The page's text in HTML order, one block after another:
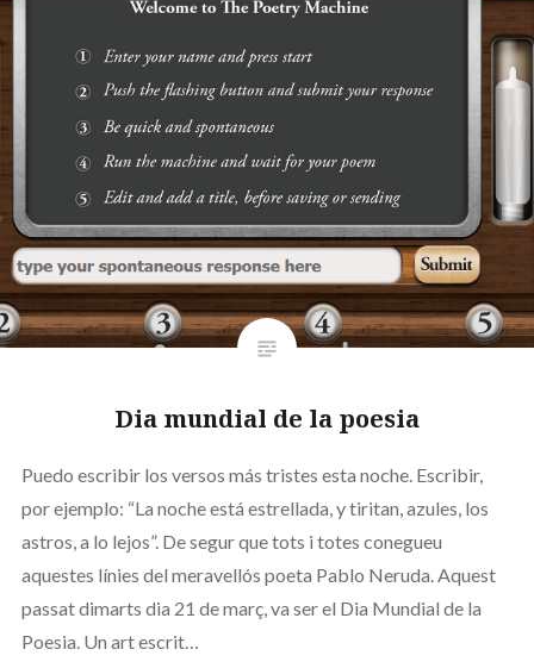
Dia mundial de la poesia
Puedo escribir los versos más tristes esta noche. Escribir,
por ejemplo: “La noche está estrellada, y tiritan, azules, los
astros, a lo lejos”. De segur que tots i totes conegueu
aquestes línies del meravellós poeta Pablo Neruda. Aquest
passat dimarts dia 21 de març, va ser el Dia Mundial de la
Poesia. Un art escrit…